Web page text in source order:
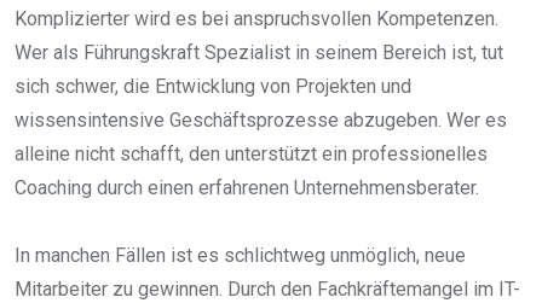
Komplizierter wird es bei anspruchsvollen Kompetenzen.
Wer als Führungskraft Spezialist in seinem Bereich ist, tut
sich schwer, die Entwicklung von Projekten und
wissensintensive Geschäftsprozesse abzugeben. Wer es
alleine nicht schafft, den unterstützt ein professionelles
Coaching durch einen erfahrenen Unternehmensberater.
In manchen Fällen ist es schlichtweg unmöglich, neue
Mitarbeiter zu gewinnen. Durch den Fachkräftemangel im IT-